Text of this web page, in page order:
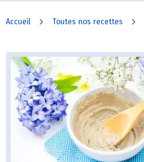
Accueil Toutes nos recettes